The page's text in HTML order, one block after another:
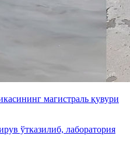
магистраль қувури
ўтказилиб, лаборатория